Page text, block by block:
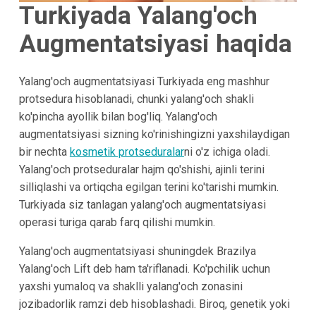
Turkiyada Yalang'och
Augmentatsiyasi haqida
Yalang'och augmentatsiyasi Turkiyada eng mashhur
protsedura hisoblanadi, chunki yalang'och shakli
ko'pincha ayollik bilan bog'liq. Yalang'och
augmentatsiyasi sizning ko'rinishingizni yaxshilaydigan
bir nechta kosmetik protseduralarni o'z ichiga oladi.
Yalang'och protseduralar hajm qo'shishi, ajinli terini
silliqlashi va ortiqcha egilgan terini ko'tarishi mumkin.
Turkiyada siz tanlagan yalang'och augmentatsiyasi
operasi turiga qarab farq qilishi mumkin.
Yalang'och augmentatsiyasi shuningdek Brazilya
Yalang'och Lift deb ham ta'riflanadi. Ko'pchilik uchun
yaxshi yumaloq va shaklli yalang'och zonasini
jozibadorlik ramzi deb hisoblashadi. Biroq, genetik yoki